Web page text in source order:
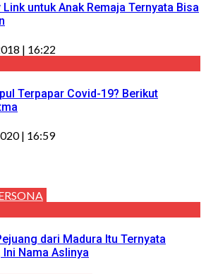
untuk Anak Remaja Ternyata Bisa
| 16:22
Terpapar Covid-19? Berikut
| 16:59
dari Madura Itu Ternyata
Nama Aslinya